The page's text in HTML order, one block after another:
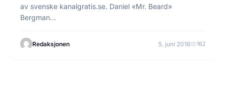
av svenske kanalgratis.se. Daniel «Mr. Beard»
Bergman…
Redaksjonen 5. juni 2016 162